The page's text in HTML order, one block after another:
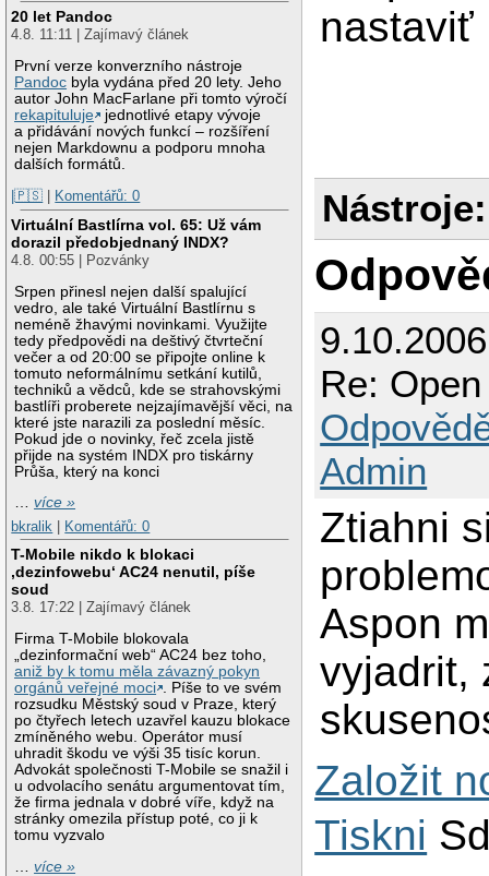
20 let Pandoc
4.8. 11:11 | Zajímavý článek
První verze konverzního nástroje
Pandoc byla vydána před 20 lety. Jeho
autor John MacFarlane při tomto výročí
rekapituluje
jednotlivé etapy vývoje
a přidávání nových funkcí – rozšíření
nejen Markdownu a podporu mnoha
dalších formátů.
|🇵🇸
Komentářů: 0
Virtuální Bastlírna vol. 65: Už vám
dorazil předobjednaný INDX?
4.8. 00:55 | Pozvánky
Srpen přinesl nejen další spalující
vedro, ale také Virtuální Bastlírnu s
neméně žhavými novinkami. Využijte
tedy předpovědi na deštivý čtvrteční
večer a od 20:00 se připojte online k
tomuto neformálnímu setkání kutilů,
techniků a vědců, kde se strahovskými
bastlíři proberete nejzajímavější věci, na
které jste narazili za poslední měsíc.
Pokud jde o novinky, řeč zcela jistě
přijde na systém INDX pro tiskárny
Průša, který na konci
…více »
bkralik | Komentářů: 0
T-Mobile nikdo k blokaci
‚dezinfowebu‘ AC24 nenutil, píše
soud
3.8. 17:22 | Zajímavý článek
Firma T-Mobile blokovala
„dezinformační web“ AC24 bez toho,
aniž by k tomu měla závazný pokyn
orgánů veřejné moci
. Píše to ve svém
rozsudku Městský soud v Praze, který
po čtyřech letech uzavřel kauzu blokace
zmíněného webu. Operátor musí
uhradit škodu ve výši 35 tisíc korun.
Advokát společnosti T-Mobile se snažil i
u odvolacího senátu argumentovat tím,
že firma jednala v dobré víře, když na
stránky omezila přístup poté, co ji k
tomu vyzvalo
…více »
nastaviť
Nástroje:
Re:
Admin
Ztiahni
Aspon
vyjadrit,
Založit
Tiskni